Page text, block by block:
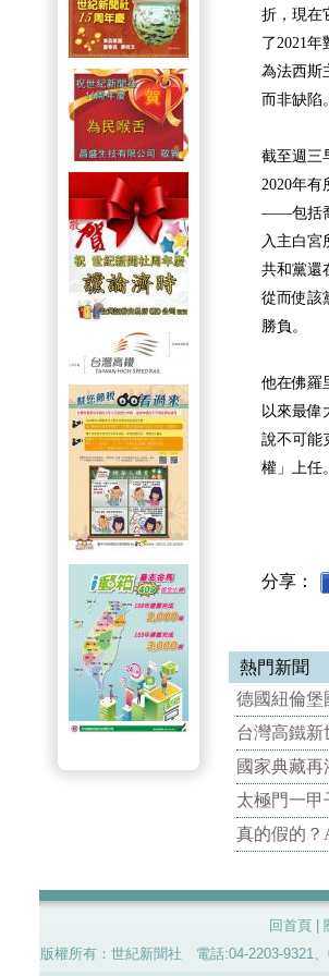
折，現在
了2021
為法西斯
而非缺陷
截至週三
2020年
——包括
入主白宮
共和黨還
從而使該
勝負。
他在佛羅
以來最偉
說不可能
權」上任
分享：
熱門新聞
德國紐倫
台灣高鐵
國家典藏
太極門一
真的假的？
回首頁
版權所有：世紀新聞社 電話:04-2203-9321